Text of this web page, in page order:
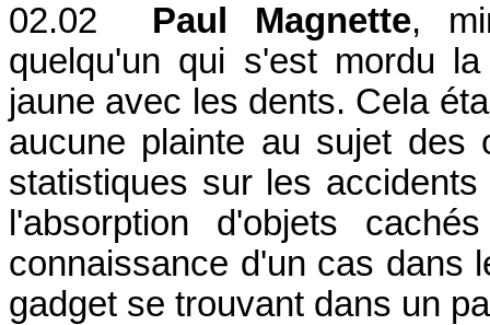
02.02 Paul Magnette,
quelqu'un qui s'est mordu
jaune avec les dents. Cela
aucune plainte au sujet
statistiques sur les
l'absorption d'objets
connaissance d'un cas dans
gadget se trouvant dans un